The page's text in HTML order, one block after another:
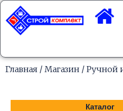
Перейти
содержимому
Главная / Магазин / Ручной
Каталог